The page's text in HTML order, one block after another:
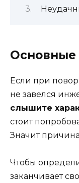
Если при
не завелся
слышите
стоит
Значит
Чтобы
заканчивает